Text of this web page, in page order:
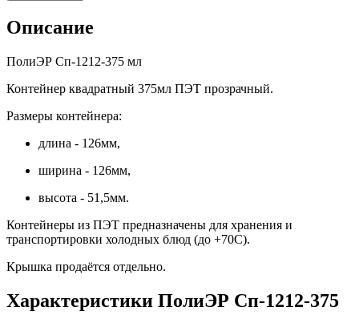
Описание
ПолиЭР Сп-1212-375 мл
Контейнер квадратный 375мл ПЭТ прозрачный.
Размеры контейнера:
длина - 126мм,
ширина - 126мм,
высота - 51,5мм.
Контейнеры из ПЭТ предназначены для хранения и
транспортировки холодных блюд (до +70C).
Крышка продаётся отдельно.
Характеристики ПолиЭР Сп-1212-375